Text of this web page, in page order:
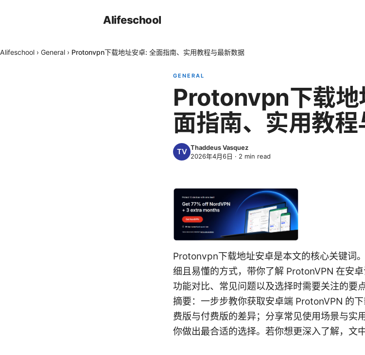
Alifeschool
Alifeschool › General › Protonvpn下载地址安卓: 全面指南、实用教程与最新数据
GENERAL
Protonvpn下载地
面指南、实用教
Thaddeus Vasquez
2026年4月6日 · 2 min read
Protonvpn下载地址安卓是本文的核心关键词
细且易懂的方式，带你了解 ProtonVPN 在安卓
功能对比、常见问题以及选择时需要关注的要
摘要：一步步教你获取安卓端 ProtonVPN 的
费版与付费版的差异；分享常见使用场景与实
你做出最合适的选择。若你想更深入了解，文